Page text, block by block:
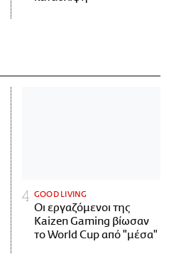
GOOD LIVING
Οι εργαζόμενοι της
Kaizen Gaming βίωσαν
το World Cup από "μέσα"